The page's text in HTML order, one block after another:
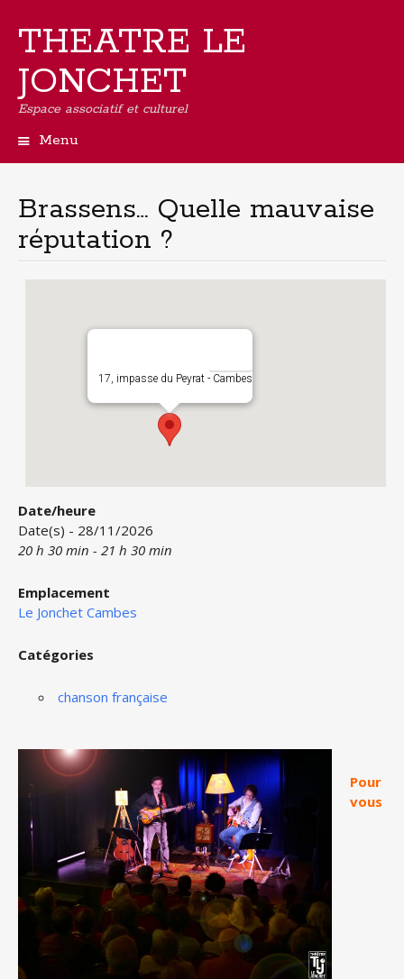
THEATRE LE
JONCHET
Espace associatif et culturel
Menu
principal
Brassens… Quelle mauvaise
réputation ?
17, impasse du Peyrat - Cambes
Date/heure
Date(s) - 28/11/2026
20 h 30 min - 21 h 30 min
Emplacement
Le Jonchet Cambes
Catégories
chanson française
Pour
vous